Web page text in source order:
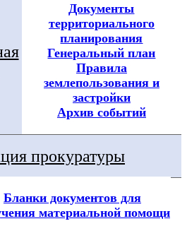
Документы
территориального
планирования
Генеральный план
Правила
землепользования и
застройки
Архив событий
прокуратуры
Бланки документов для
материальной помощи